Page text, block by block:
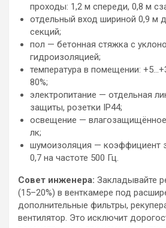
проходы: 1,2 м спереди, 0,8 м
отдельный вход шириной 0,9 м
секций;
пол — бетонная стяжка с
гидроизоляцией;
температура в помещении:
80%;
электропитание — отдельная
защиты, розетки IP44;
освещение — влагозащищённое
лк;
шумоизоляция — коэффициент
0,7 на частоте 500 Гц.
Совет инженера: Закладывайте
(15–20%) в венткамере под
дополнительные фильтры,
вентилятор. Это исключит